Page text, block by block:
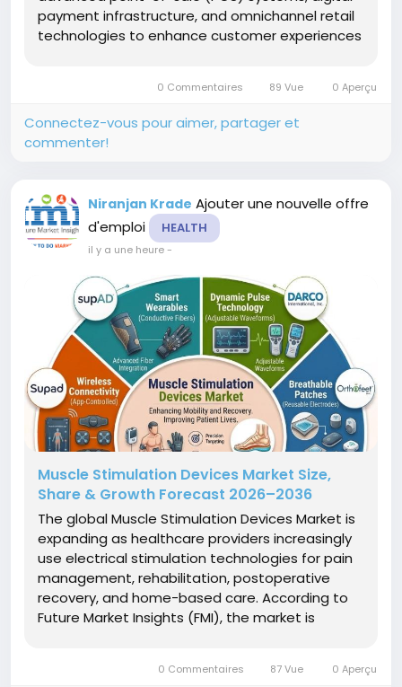
payment infrastructure, and omnichannel retail
technologies to enhance customer experiences
0 Commentaires 89 Vue 0 Aperçu
Connectez-vous pour aimer, partager et
commenter!
Niranjan Krade Ajouter une nouvelle offre
d'emploi
HEALTH
il y a une heure-
Muscle Stimulation Devices Market Size,
Share & Growth Forecast 2026–2036
The global Muscle Stimulation Devices Market is
expanding as healthcare providers increasingly
use electrical stimulation technologies for pain
management, rehabilitation, postoperative
recovery, and home-based care. According to
Future Market Insights (FMI), the market is
CAGR during the forecast...
0 Commentaires 87 Vue 0 Aperçu